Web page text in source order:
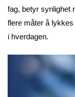
fag, betyr synlighet
flere måter å
i hverdagen.